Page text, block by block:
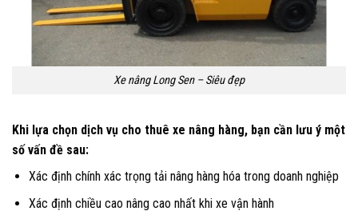
Xe nâng Long Sen – Siêu đẹp
Khi lựa chọn dịch vụ cho thuê xe nâng hàng, bạn cần lưu ý một
số vấn đề sau:
Xác định chính xác trọng tải nâng hàng hóa trong doanh nghiệp
Xác định chiều cao nâng cao nhất khi xe vận hành